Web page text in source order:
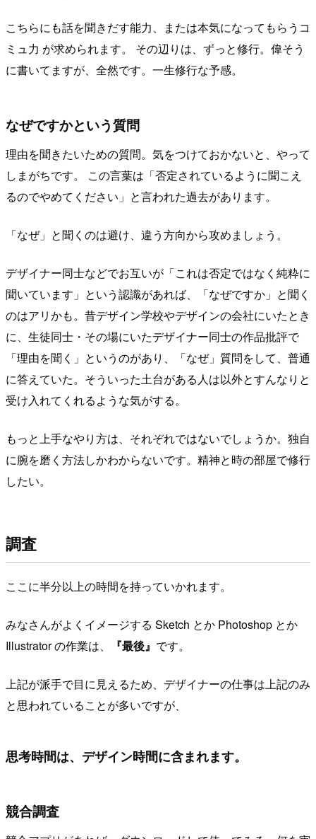
こちらにも話を聞きだす能力、または本気になってもらうコ
ミュ力 が求められます。 その辺りは、ずっと修行。偉そう
に書いてますが、全然です。一生修行な予感。
なぜですかという質問
理由を聞きたいための質問。気をつけておかないと、やって
しまがちです。 この言葉は「否定されているように聞こえ
るのでやめてください」と言われた過去があります。
「なぜ」と聞くのは避け、違う方向から攻めましょう。
デザイナー同士などでお互いが「これは否定ではなく純粋に
聞いています」という認識があれば、「なぜですか」と聞く
のはアリかも。昔デザイン学校やデザインの会社にいたとき
に、生徒同士・その場にいたデザイナー同士の作品批評で
「理由を聞く」というのがあり、「なぜ」質問をして、普通
に答えていた。そういった土台がある人は以外とすんなりと
受け入れてくれるような気がする。
もっと上手なやり方は、それぞれではないでしょうか。独自
に腕を磨く方法しかわからないです。精神と時の部屋で修行
したい。
調査
ここに半分以上の時間を持っていかれます。
みなさんがよくイメージする Sketch とか Photoshop とか
Illustrator の作業は、
『最後』 です。
上記が派手で目に見えるため、デザイナーの仕事は上記のみ
と思われていることが多いですが、
思考時間は、デザイン時間に含まれます。
競合調査